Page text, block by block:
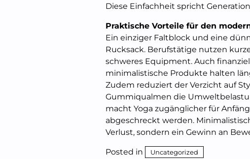
Diese Einfachheit spricht
Praktische Vorteile für den
Ein einziger Faltblock und eine
Rucksack. Berufstätige nutzen
schweres Equipment. Auch
minimalistische Produkte halten
Zudem reduziert der Verzicht auf
Gummiqualmen die
macht Yoga zugänglicher für
abgeschreckt werden.
Verlust, sondern ein Gewinn an
Posted in Uncategorized